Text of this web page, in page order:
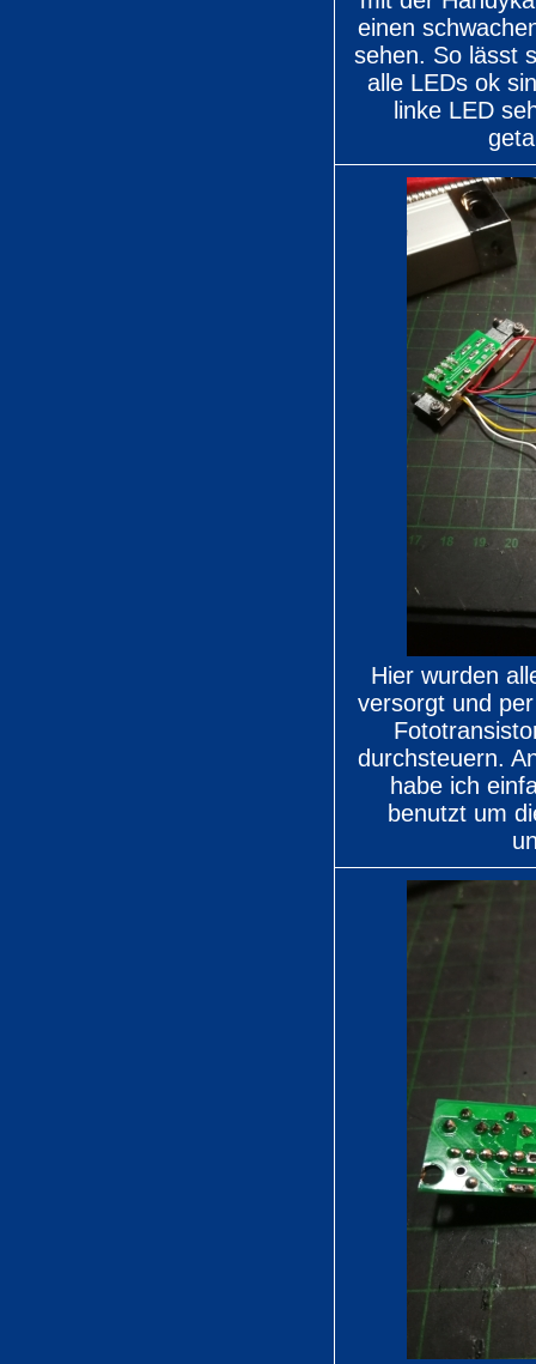
einen
sehen. So lässt
alle LEDs ok
linke LED
Hier wurden
versorgt und
durchsteuern.
habe ich
benutzt um